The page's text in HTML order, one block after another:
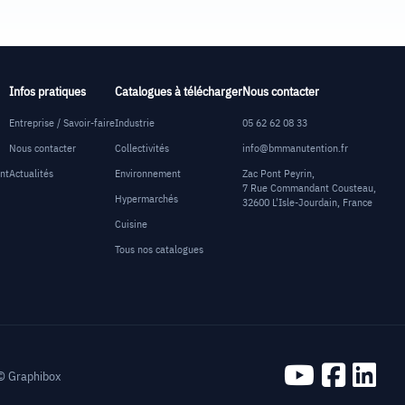
Infos pratiques
Entreprise / Savoir-faire
Nous contacter
Actualités
Catalogues à télécharger
Industrie
Collectivités
Environnement
Hypermarchés
Cuisine
Tous nos catalogues
Nous contacter
05 62 62 08 33
info@bmmanutention.fr
Zac Pont Peyrin,
7 Rue Commandant Cousteau,
32600 L'Isle-Jourdain, France
Graphibox